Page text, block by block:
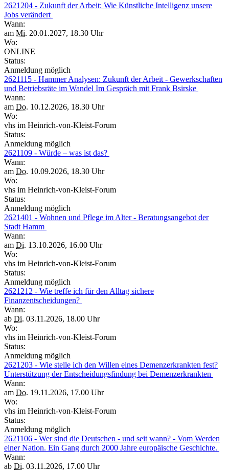
2621204 - Zukunft der Arbeit: Wie Künstliche Intelligenz unsere
Jobs verändert
Wann:
am Mi. 20.01.2027, 18.30 Uhr
Wo:
ONLINE
Status:
Anmeldung möglich
2621115 - Hammer Analysen: Zukunft der Arbeit - Gewerkschaften
und Betriebsräte im Wandel Im Gespräch mit Frank Bsirske
Wann:
am Do. 10.12.2026, 18.30 Uhr
Wo:
vhs im Heinrich-von-Kleist-Forum
Status:
Anmeldung möglich
2621109 - Würde – was ist das?
Wann:
am Do. 10.09.2026, 18.30 Uhr
Wo:
vhs im Heinrich-von-Kleist-Forum
Status:
Anmeldung möglich
2621401 - Wohnen und Pflege im Alter - Beratungsangebot der
Stadt Hamm
Wann:
am Di. 13.10.2026, 16.00 Uhr
Wo:
vhs im Heinrich-von-Kleist-Forum
Status:
Anmeldung möglich
2621212 - Wie treffe ich für den Alltag sichere
Finanzentscheidungen?
Wann:
ab Di. 03.11.2026, 18.00 Uhr
Wo:
vhs im Heinrich-von-Kleist-Forum
Status:
Anmeldung möglich
2621203 - Wie stelle ich den Willen eines Demenzerkrankten fest?
Unterstützung der Entscheidungsfindung bei Demenzerkrankten
Wann:
am Do. 19.11.2026, 17.00 Uhr
Wo:
vhs im Heinrich-von-Kleist-Forum
Status:
Anmeldung möglich
2621106 - Wer sind die Deutschen - und seit wann? - Vom Werden
einer Nation. Ein Gang durch 2000 Jahre europäische Geschichte.
Wann:
ab Di. 03.11.2026, 17.00 Uhr